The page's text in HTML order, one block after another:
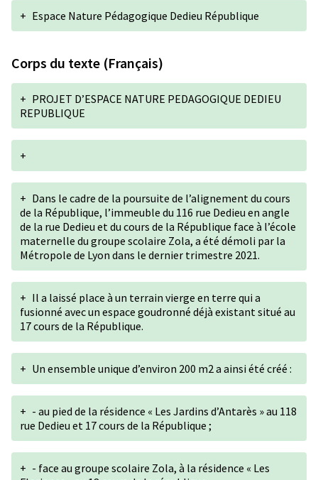
+ Espace Nature Pédagogique Dedieu République
Corps du texte (Français)
+ PROJET D’ESPACE NATURE PEDAGOGIQUE DEDIEU
REPUBLIQUE
+
+ Dans le cadre de la poursuite de l’alignement du cours
de la République, l’immeuble du 116 rue Dedieu en angle
de la rue Dedieu et du cours de la République face à l’école
maternelle du groupe scolaire Zola, a été démoli par la
Métropole de Lyon dans le dernier trimestre 2021.
+ Il a laissé place à un terrain vierge en terre qui a
fusionné avec un espace goudronné déjà existant situé au
17 cours de la République.
+ Un ensemble unique d’environ 200 m2 a ainsi été créé :
+ - au pied de la résidence « Les Jardins d’Antarès » au 118
rue Dedieu et 17 cours de la République ;
+ - face au groupe scolaire Zola, à la résidence « Les